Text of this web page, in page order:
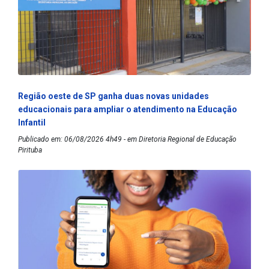
Região oeste de SP ganha duas novas unidades
educacionais para ampliar o atendimento na Educação
Infantil
Publicado em: 06/08/2026 4h49 - em Diretoria Regional de Educação
Pirituba